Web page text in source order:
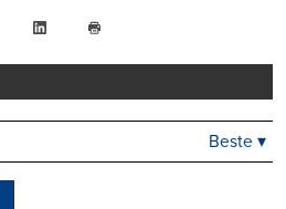
FacebookLinkedIn
drucken
Beste ▾